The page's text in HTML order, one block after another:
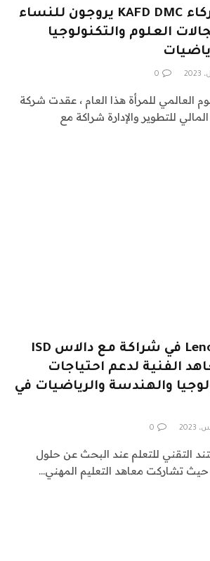
Girls4Tech: شركاء KAFD DMC يروجون للنساء
العلوم والتكنولوجيا
0
العالمي للمرأة هذا العام ، عقدت شركة
للتطوير والإدارة شراكة مع
كيف دخلت Lenovo في شراكة مع دالاس ISD
الفنية لدعم احتياجات
والهندسة والرياضيات في
0
التقني للتعلم عند البحث عن حلول
حيث تشاركت معاهد التعليم المهني…